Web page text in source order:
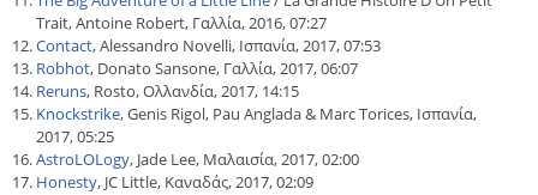
Trait, Antoine Robert, Γαλλία, 2016, 07:27
Contact, Alessandro Novelli, Ισπανία, 2017, 07:53
Robhot, Donato Sansone, Γαλλία, 2017, 06:07
Reruns, Rosto, Ολλανδία, 2017, 14:15
Knockstrike, Genis Rigol, Pau Anglada & Marc Torices, Ισπανία,
2017, 05:25
AstroLOLogy, Jade Lee, Μαλαισία, 2017, 02:00
Honesty, JC Little, Καναδάς, 2017, 02:09